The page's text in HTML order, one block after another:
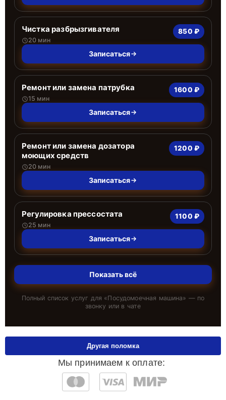
Чистка разбрызгивателя
20 мин
850 ₽
Записаться
Ремонт или замена патрубка
15 мин
1600 ₽
Записаться
Ремонт или замена дозатора
моющих средств
20 мин
1200 ₽
Записаться
Регулировка прессостата
25 мин
1100 ₽
Записаться
Показать всё
Полный список услуг для «Посудомоечная машина» — по
звонку или в чате
Мы принимаем к оплате:
Другая поломка